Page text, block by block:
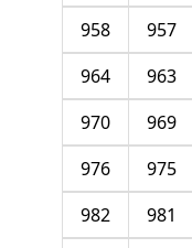
957
958
963
964
969
970
975
976
981
982